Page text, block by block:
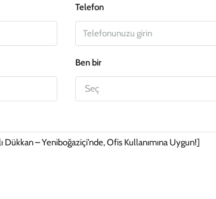
Telefon
Ben bir
Seç